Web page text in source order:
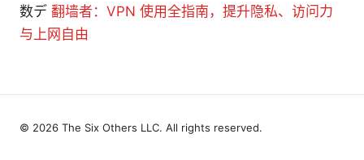
数デ 翻墙者：VPN 使用全指南，提升隐私、访问力
与上网自由
© 2026 The Six Others LLC. All rights reserved.